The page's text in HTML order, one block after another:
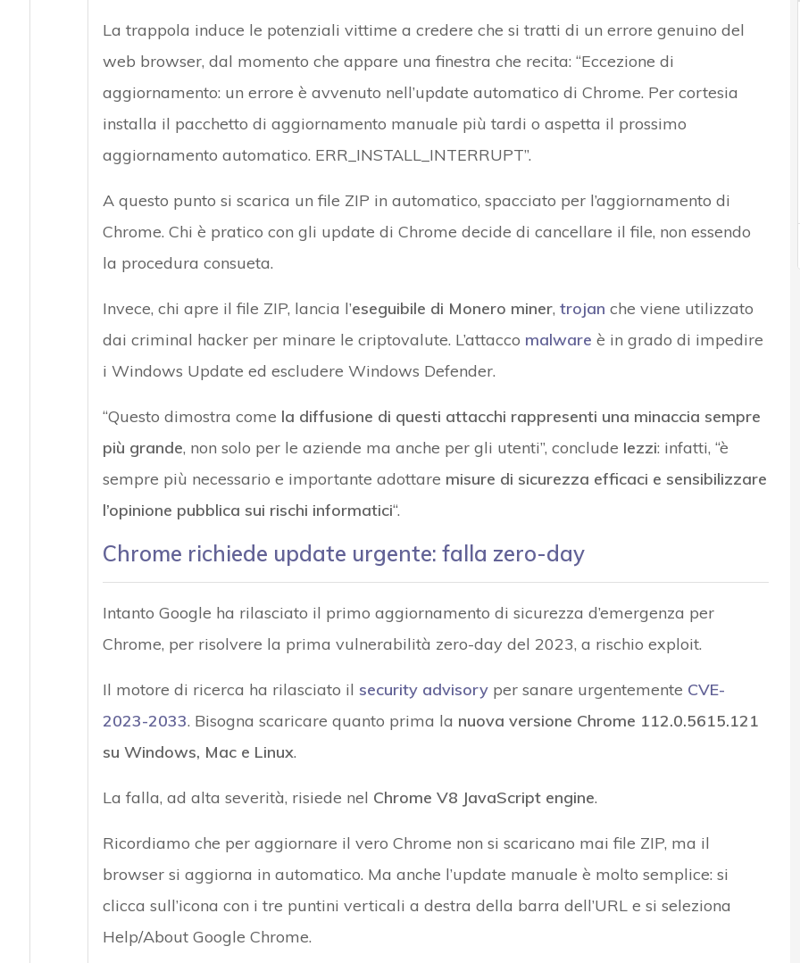
La trappola induce le potenziali vittime a credere che si tratti di un errore genuino del
web browser, dal momento che appare una finestra che recita: “Eccezione di
aggiornamento: un errore è avvenuto nell’update automatico di Chrome. Per cortesia
installa il pacchetto di aggiornamento manuale più tardi o aspetta il prossimo
aggiornamento automatico. ERR_INSTALL_INTERRUPT”.
A questo punto si scarica un file ZIP in automatico, spacciato per l’aggiornamento di
Chrome. Chi è pratico con gli update di Chrome decide di cancellare il file, non essendo
la procedura consueta.
Invece, chi apre il file ZIP, lancia l’eseguibile di Monero miner, trojan che viene utilizzato
dai criminal hacker per minare le criptovalute. L’attacco malware è in grado di impedire
i Windows Update ed escludere Windows Defender.
“Questo dimostra come la diffusione di questi attacchi rappresenti una minaccia sempre
più grande, non solo per le aziende ma anche per gli utenti”, conclude Iezzi: infatti, “è
sempre più necessario e importante adottare misure di sicurezza efficaci e sensibilizzare
l’opinione pubblica sui rischi informatici“.
Chrome richiede update urgente: falla zero-day
Intanto Google ha rilasciato il primo aggiornamento di sicurezza d’emergenza per
Chrome, per risolvere la prima vulnerabilità zero-day del 2023, a rischio exploit.
Il motore di ricerca ha rilasciato il security advisoryper sanare urgentemente CVE-
2023-2033. Bisogna scaricare quanto prima la nuova versione Chrome 112.0.5615.121
su Windows, Mac e Linux.
La falla, ad alta severità, risiede nel Chrome V8 JavaScript engine.
Ricordiamo che per aggiornare il vero Chrome non si scaricano mai file ZIP, ma il
browser si aggiorna in automatico. Ma anche l’update manuale è molto semplice: si
clicca sull’icona con i tre puntini verticali a destra della barra dell’URL e si seleziona
Help/About Google Chrome.